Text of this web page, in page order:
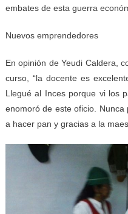
embates de esta guerra
Nuevos emprendedores
En opinión de Yeudi Caldera,
curso, “la docente es
Llegué al Inces porque vi los
enomoró de este oficio.
a hacer pan y gracias a la